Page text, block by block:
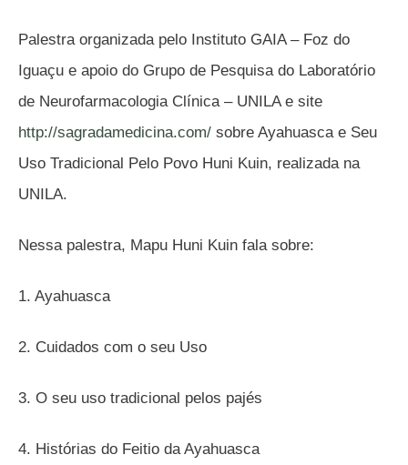
Palestra organizada pelo Instituto GAIA – Foz do
Iguaçu e apoio do Grupo de Pesquisa do Laboratório
de Neurofarmacologia Clínica – UNILA e site
http://sagradamedicina.com/ sobre Ayahuasca e Seu
Uso Tradicional Pelo Povo Huni Kuin, realizada na
UNILA.
Nessa palestra, Mapu Huni Kuin fala sobre:
1. Ayahuasca
2. Cuidados com o seu Uso
3. O seu uso tradicional pelos pajés
4. Histórias do Feitio da Ayahuasca